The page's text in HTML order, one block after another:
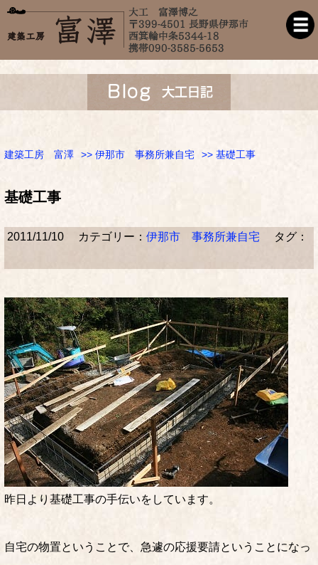
建築工房 富澤 >> 伊那市 事務所兼自宅 >> 基礎工事
基礎工事
2011/11/10 カテゴリー： 伊那市 事務所兼自宅 タグ：
昨日より基礎工事の手伝いをしています。
自宅の物置ということで、急遽の応援要請ということになっ